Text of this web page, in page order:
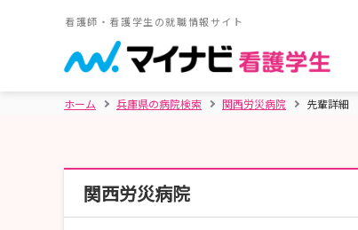
看護師・看護学生の就職情報サイト
ホーム 兵庫県の病院検索 関西労災病院 先輩詳細
関西労災病院